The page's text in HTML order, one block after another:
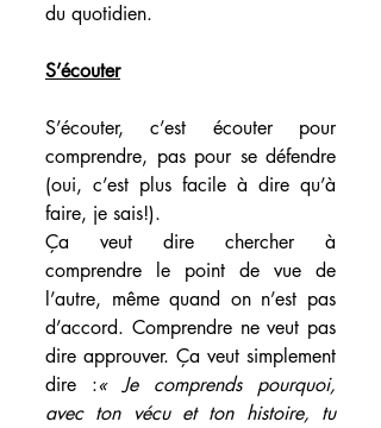
du quotidien.
S’écouter
S’écouter, c’est écouter pour
comprendre, pas pour se défendre
(oui, c’est plus facile à dire qu’à
faire, je sais!).
Ça veut dire chercher à
comprendre le point de vue de
l’autre, même quand on n’est pas
d’accord. Comprendre ne veut pas
dire approuver. Ça veut simplement
dire :« Je comprends pourquoi,
avec ton vécu et ton histoire, tu